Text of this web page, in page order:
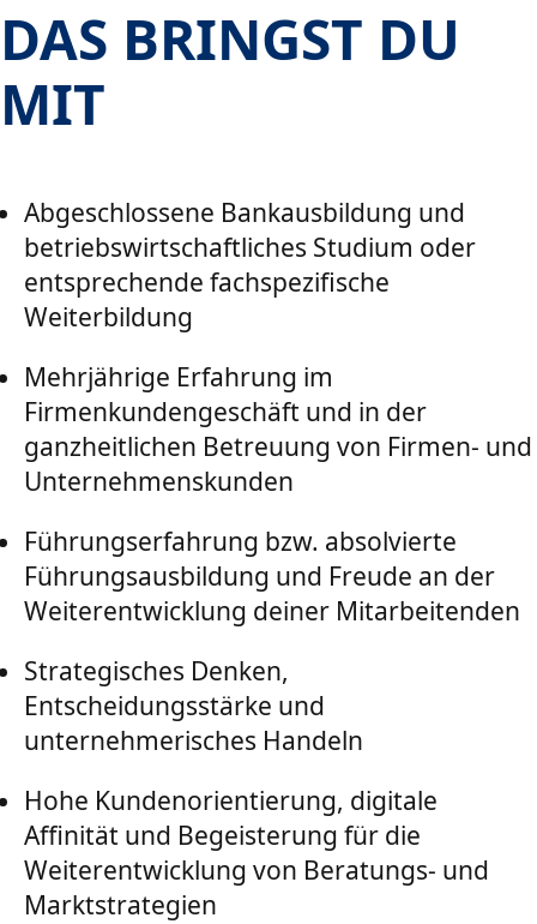
DAS BRINGST DU
MIT
Abgeschlossene Bankausbildung und
betriebswirtschaftliches Studium oder
entsprechende fachspezifische
Weiterbildung
Mehrjährige Erfahrung im
Firmenkundengeschäft und in der
ganzheitlichen Betreuung von Firmen- und
Unternehmenskunden
Führungserfahrung bzw. absolvierte
Führungsausbildung und Freude an der
Weiterentwicklung deiner Mitarbeitenden
Strategisches Denken,
Entscheidungsstärke und
unternehmerisches Handeln
Hohe Kundenorientierung, digitale
Affinität und Begeisterung für die
Weiterentwicklung von Beratungs- und
Marktstrategien